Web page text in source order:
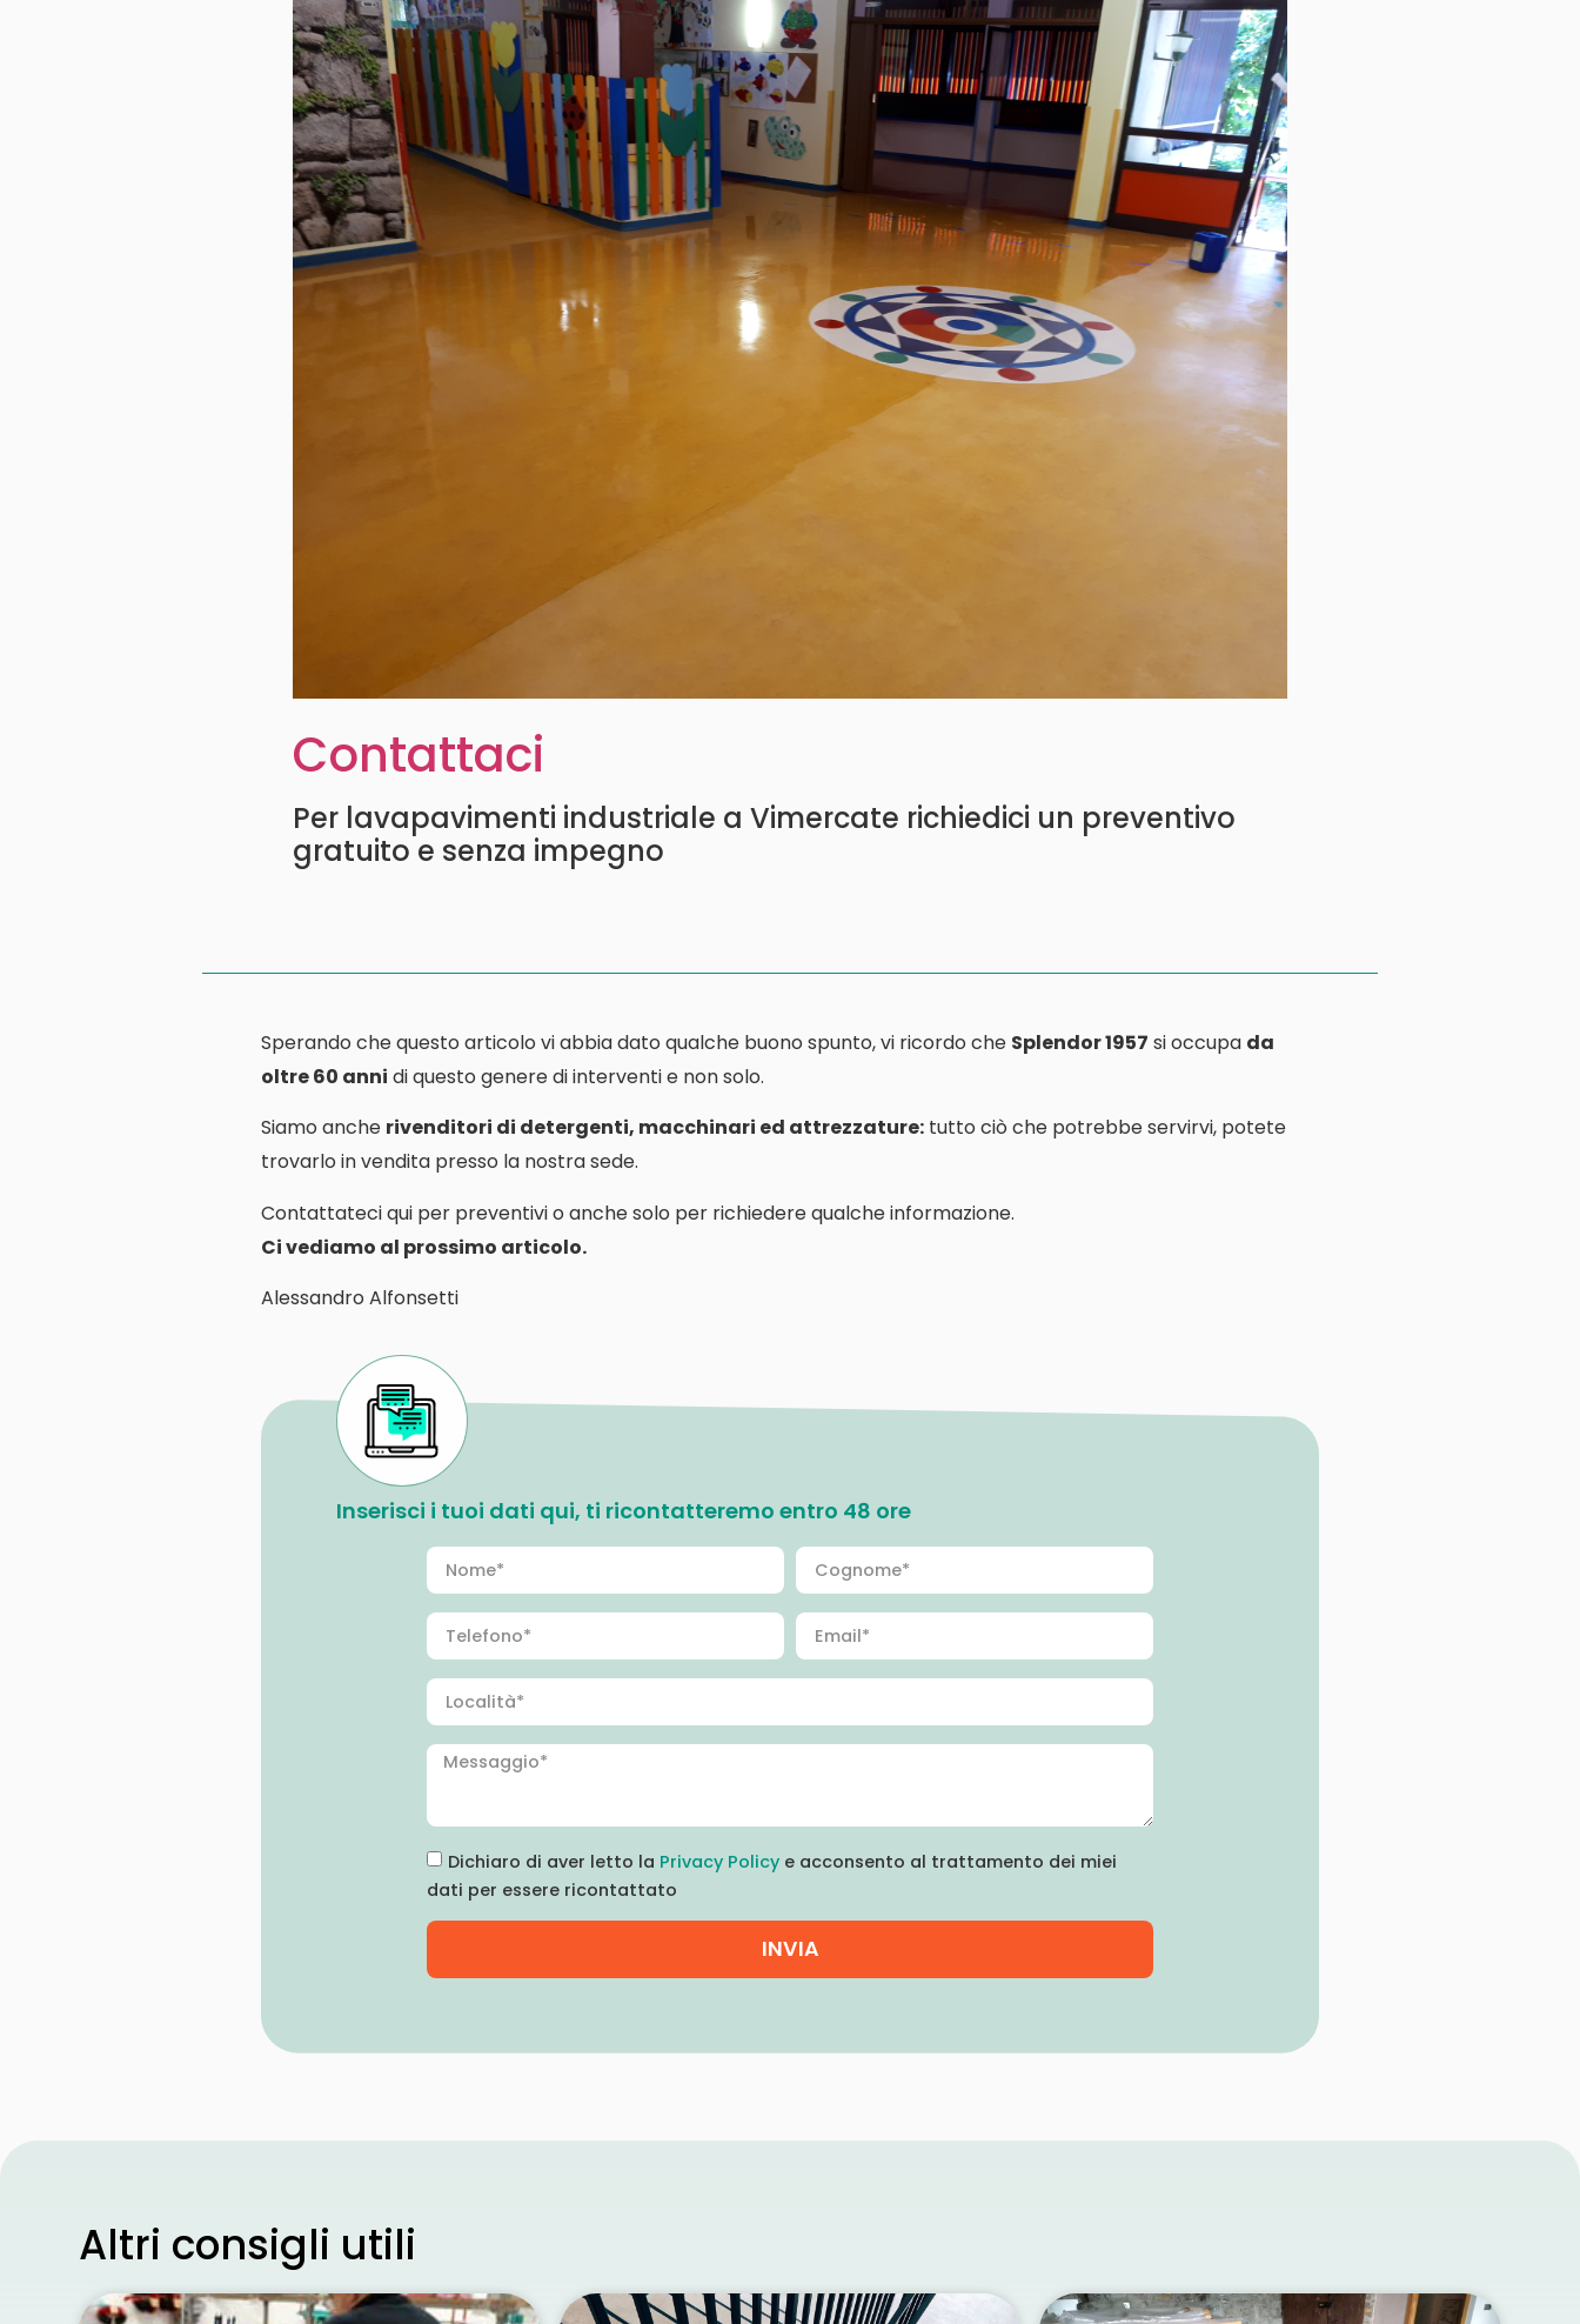
Contattaci
Per lavapavimenti industriale a Vimercate richiedici un preventivo
gratuito e senza impegno
Sperando che questo articolo vi abbia dato qualche buono spunto, vi ricordo che Splendor 1957 si occupa da
oltre 60 anni di questo genere di interventi e non solo.
Siamo anche rivenditori di detergenti, macchinari ed attrezzature: tutto ciò che potrebbe servirvi, potete
trovarlo in vendita presso la nostra sede.
Contattateci qui per preventivi o anche solo per richiedere qualche informazione.
Ci vediamo al prossimo articolo.
Alessandro Alfonsetti
Inserisci i tuoi dati qui, ti ricontatteremo entro 48 ore
Dichiaro di aver letto la Privacy Policy e acconsento al trattamento dei miei
dati per essere ricontattato
INVIA
Altri consigli utili